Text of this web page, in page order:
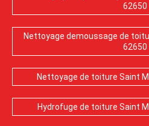
62650
Nettoyage demoussage de
62650
Nettoyage de toiture Saint
Hydrofuge de toiture Saint